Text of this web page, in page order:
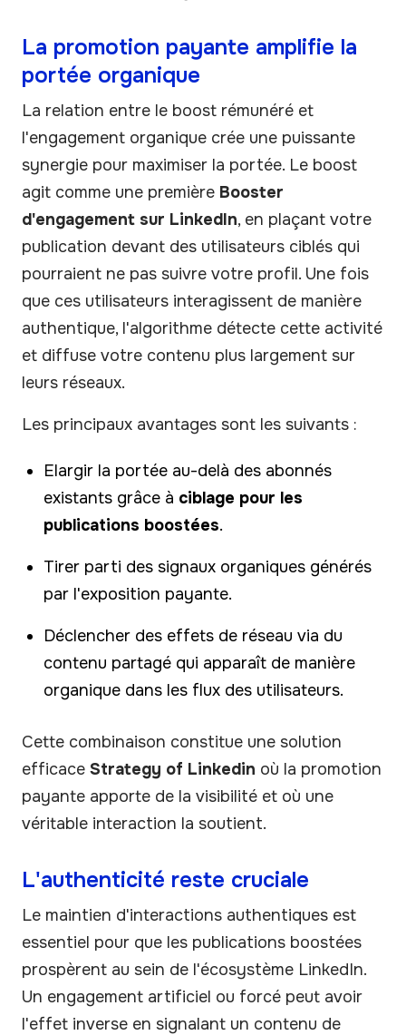
La promotion payante amplifie la
portée organique
La relation entre le boost rémunéré et
l'engagement organique crée une puissante
synergie pour maximiser la portée. Le boost
agit comme une première Booster
d'engagement sur LinkedIn, en plaçant votre
publication devant des utilisateurs ciblés qui
pourraient ne pas suivre votre profil. Une fois
que ces utilisateurs interagissent de manière
authentique, l'algorithme détecte cette activité
et diffuse votre contenu plus largement sur
leurs réseaux.
Les principaux avantages sont les suivants :
Elargir la portée au-delà des abonnés
existants grâce à ciblage pour les
publications boostées.
Tirer parti des signaux organiques générés
par l'exposition payante.
Déclencher des effets de réseau via du
contenu partagé qui apparaît de manière
organique dans les flux des utilisateurs.
Cette combinaison constitue une solution
efficace Strategy of Linkedin où la promotion
payante apporte de la visibilité et où une
véritable interaction la soutient.
L'authenticité reste cruciale
Le maintien d'interactions authentiques est
essentiel pour que les publications boostées
prospèrent au sein de l'écosystème LinkedIn.
Un engagement artificiel ou forcé peut avoir
l'effet inverse en signalant un contenu de